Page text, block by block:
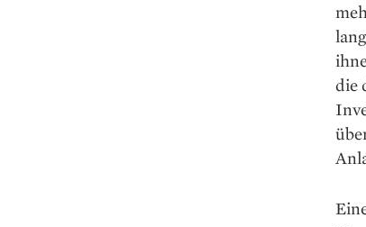
die